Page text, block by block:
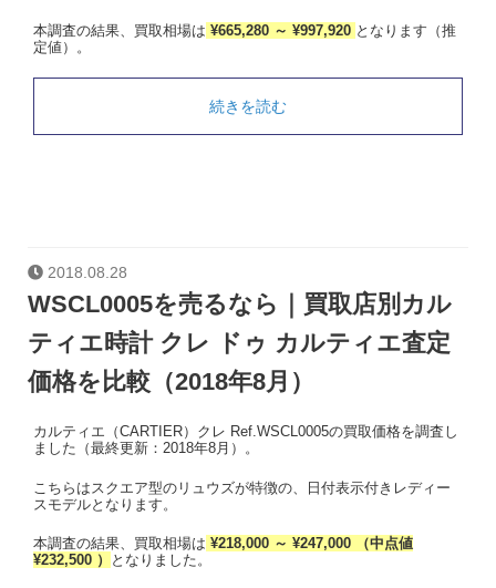
本調査の結果、買取相場は ¥665,280 ～ ¥997,920 となります（推
定値）。
続きを読む
2018.08.28
WSCL0005を売るなら｜買取店別カル
ティエ時計 クレ ドゥ カルティエ査定
価格を比較（2018年8月）
カルティエ（CARTIER）クレ Ref.WSCL0005の買取価格を調査し
ました（最終更新：2018年8月）。
こちらはスクエア型のリュウズが特徴の、日付表示付きレディー
スモデルとなります。
本調査の結果、買取相場は ¥218,000 ～ ¥247,000 （中点値
¥232,500 ）
となりました。